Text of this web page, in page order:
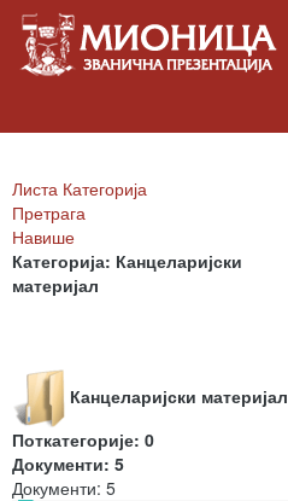
Листа Категорија
Претрага
Навише
Категорија: Канцеларијски
материјал
Канцеларијски материјал
Поткатегорије: 0
Документи: 5
Документи: 5